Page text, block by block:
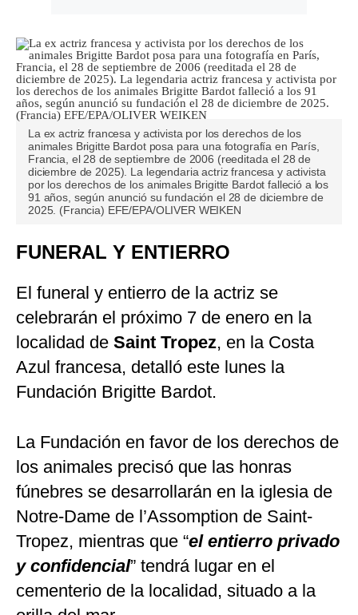
La ex actriz francesa y activista por los derechos de los
animales Brigitte Bardot posa para una fotografía en París,
Francia, el 28 de septiembre de 2006 (reeditada el 28 de
diciembre de 2025). La legendaria actriz francesa y activista
por los derechos de los animales Brigitte Bardot falleció a los
91 años, según anunció su fundación el 28 de diciembre de
2025. (Francia) EFE/EPA/OLIVER WEIKEN
FUNERAL Y ENTIERRO
El funeral y entierro de la actriz se
celebrarán el próximo 7 de enero en la
localidad de Saint Tropez, en la Costa
Azul francesa, detalló este lunes la
Fundación Brigitte Bardot.
La Fundación en favor de los derechos de
los animales precisó que las honras
fúnebres se desarrollarán en la iglesia de
Notre-Dame de l’Assomption de Saint-
Tropez, mientras que “el entierro privado
y confidencial” tendrá lugar en el
cementerio de la localidad, situado a la